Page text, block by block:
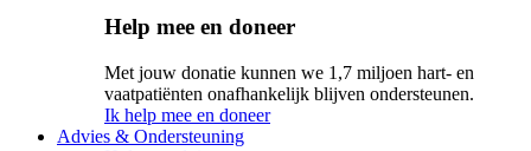
Help mee en doneer
Met jouw donatie kunnen we 1,7 miljoen hart- en
vaatpatiënten onafhankelijk blijven ondersteunen.
Ik help mee en doneer
Advies & Ondersteuning